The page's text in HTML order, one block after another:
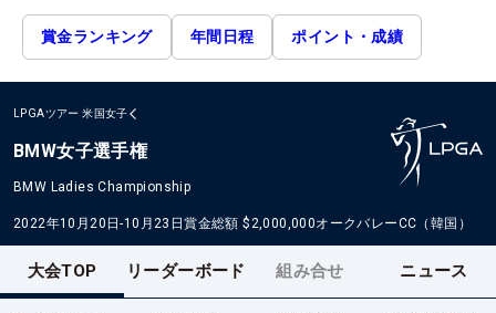
賞金ランキング 年間日程 ポイント・成績
LPGAツアー 米国女子
BMW女子選手権
BMW Ladies Championship
2022年10月20日-10月23日賞金総額 $2,000,000オークバレーCC（韓国）
大会TOP リーダーボード 組み合せ ニュース